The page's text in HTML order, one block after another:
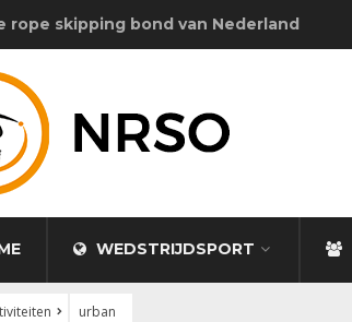
rope skipping bond van Nederland
WEDSTRIJDSPORT
urban